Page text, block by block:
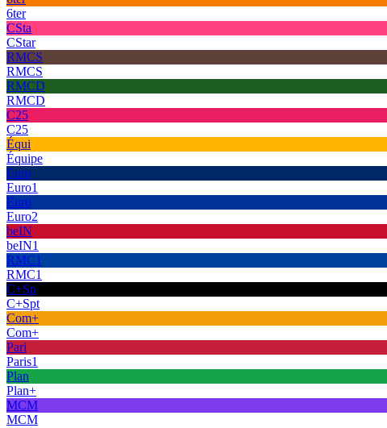
6ter
CSta
CStar
RMCS
RMCS
RMCD
RMCD
C25
C25
Équi
Équipe
Euro
Euro1
Euro
Euro2
beIN
beIN1
RMC1
RMC1
C+Sp
C+Spt
Com+
Com+
Pari
Paris1
Plan
Plan+
MCM
MCM